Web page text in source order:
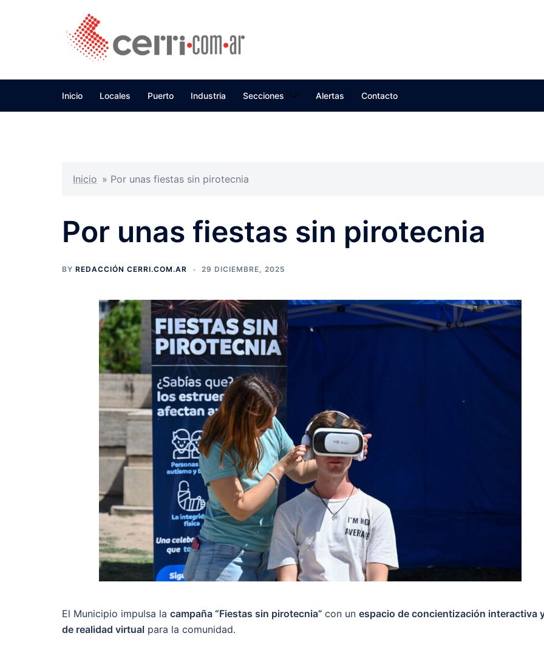
Inicio Locales Puerto Industria Secciones Alertas Contacto
Inicio » Por unas fiestas sin pirotecnia
Por unas fiestas sin pirotecnia
BY REDACCIÓN CERRI.COM.AR 29 DICIEMBRE, 2025
El Municipio impulsa la campaña “Fiestas sin pirotecnia” con un espacio de concientización interactiva
de realidad virtual para la comunidad.